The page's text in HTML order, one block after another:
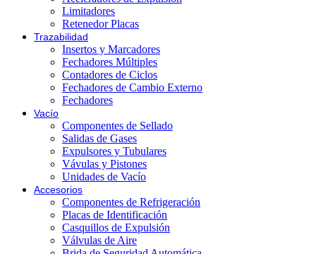
Limitadores
Retenedor Placas
Trazabilidad
Insertos y Marcadores
Fechadores Múltiples
Contadores de Ciclos
Fechadores de Cambio Externo
Fechadores
Vacío
Componentes de Sellado
Salidas de Gases
Expulsores y Tubulares
Vávulas y Pistones
Unidades de Vacío
Accesorios
Componentes de Refrigeración
Placas de Identificación
Casquillos de Expulsión
Válvulas de Aire